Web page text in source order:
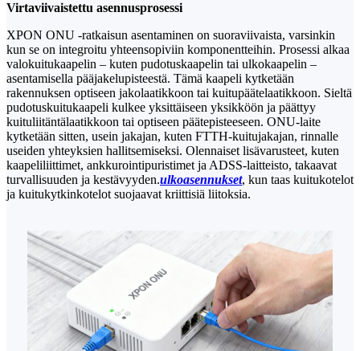
Virtaviivaistettu asennusprosessi
XPON ONU -ratkaisun asentaminen on suoraviivaista, varsinkin
kun se on integroitu yhteensopiviin komponentteihin. Prosessi alkaa
valokuitukaapelin – kuten pudotuskaapelin tai ulkokaapelin –
asentamisella pääjakelupisteestä. Tämä kaapeli kytketään
rakennuksen optiseen jakolaatikkoon tai kuitupäätelaatikkoon. Sieltä
pudotuskuitukaapeli kulkee yksittäiseen yksikköön ja päättyy
kuituliitäntälaatikkoon tai optiseen päätepisteeseen. ONU-laite
kytketään sitten, usein jakajan, kuten FTTH-kuitujakajan, rinnalle
useiden yhteyksien hallitsemiseksi. Olennaiset lisävarusteet, kuten
kaapeliliittimet, ankkurointipuristimet ja ADSS-laitteisto, takaavat
turvallisuuden ja kestävyyden.ulkoasennukset, kun taas kuitukotelot
ja kuitukytkinkotelot suojaavat kriittisiä liitoksia.